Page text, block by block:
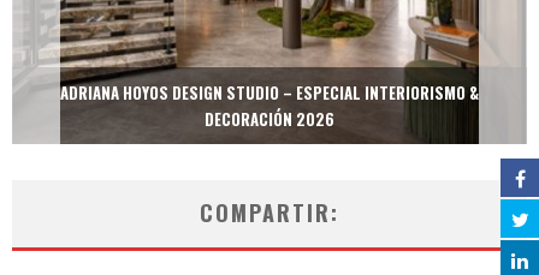
ADRIANA HOYOS DESIGN STUDIO – ESPECIAL INTERIORISMO &
DECORACIÓN 2026
COMPARTIR: